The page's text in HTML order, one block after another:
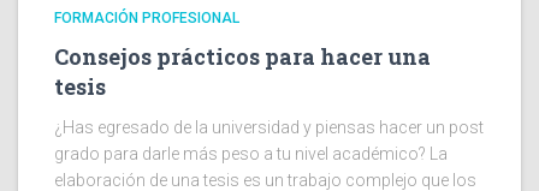
FORMACIÓN PROFESIONAL
Consejos prácticos para hacer una
tesis
¿Has egresado de la universidad y piensas hacer un post
grado para darle más peso a tu nivel académico? La
elaboración de una tesis es un trabajo complejo que los